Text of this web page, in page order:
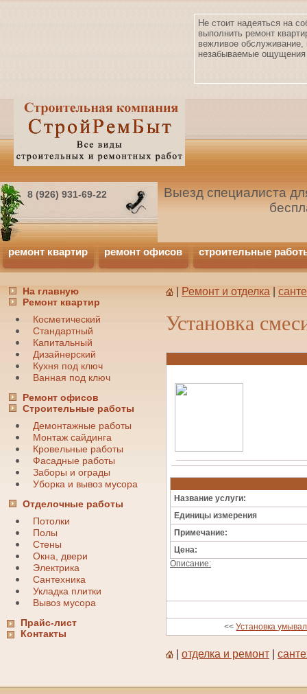
Не стоит надеяться на
выполнить ремонт
вежливое обслуживание,
незабываемые ощущения
8 (926) 931-69-22
Выезд специалиста
ремонт квартир ремонт офисов строительные
На главную
Ремонт квартир
Косметический
Стандартный
Капитальный
Дизайнерский
Кухня под ключ
Ванная под ключ
Ремонт офисов
Строительные работы
Демонтажные работы
Монтаж сайдинга
Кровельные работы
Фасадные работы
Заборы и ограды
Уборка и вывоз мусора
Отделочные работы
Потолки
Полы
Стены
Окна, двери
Электрика
Сантехника
Укладка плитки
Вывоз мусора
Прайс-лист
Контакты
Ремонт и отделка
Установка
Название услуги:
Единицы измерения
Примечание:
Цена:
Описание:
<<Установка
отделка и ремонт